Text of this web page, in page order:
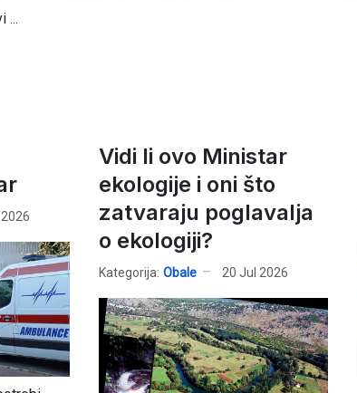
...
Vidi li ovo Ministar
ekologije i oni što
zatvaraju poglavalja
o ekologiji?
Kategorija: Obale 20 Jul 2026